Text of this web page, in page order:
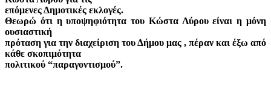
επόμενες Δημοτικές εκλογές.
Θεωρώ ότι η υποψηφιότητα του Κώστα Λύρου είναι η μόνη
ουσιαστική
πρόταση για την διαχείριση του Δήμου μας , πέραν και έξω από
κάθε σκοπιμότητα
πολιτικού “παραγοντισμού”.